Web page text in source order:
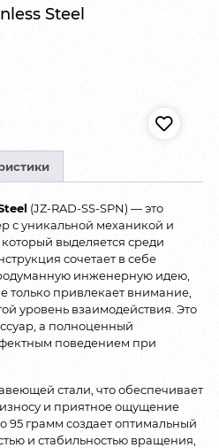
Steel
(JZ-RAD-SS-SPN) — это
с уникальной механикой и
выделяется среди
сочетает в себе
инженерную идею,
только привлекает внимание,
уровень взаимодействия. Это
а полноценный
поведением при
стали, что обеспечивает
износу и приятное ощущение
95 грамм создает оптимальный
и стабильностью вращения,